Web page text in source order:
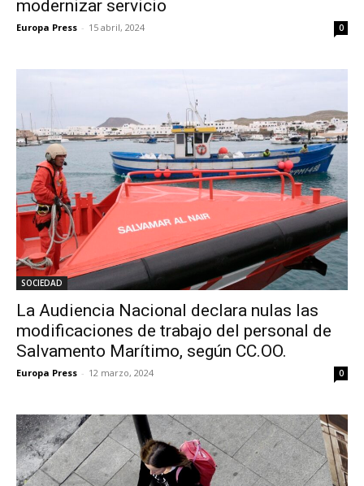
modernizar servicio
Europa Press - 15 abril, 2024 0
SOCIEDAD
La Audiencia Nacional declara nulas las
modificaciones de trabajo del personal de
Salvamento Marítimo, según CC.OO.
Europa Press - 12 marzo, 2024 0